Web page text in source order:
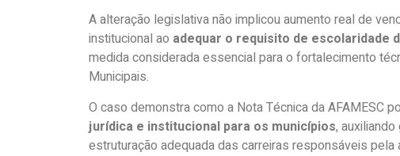
A alteração legislativa não implicou aumento real de
institucional ao adequar o requisito de escolaridade
medida considerada essencial para o fortalecimento
Municipais.
O caso demonstra como a Nota Técnica da AFAMESC
jurídica e institucional para os municípios,
estruturação adequada das carreiras responsáveis